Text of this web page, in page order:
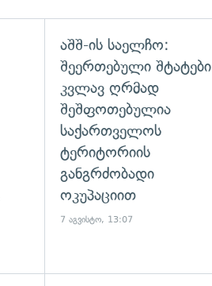
აშშ-ის საელჩო:
შეერთებული შტატები
კვლავ ღრმად
შეშფოთებულია
საქართველოს
ტერიტორიის
განგრძობადი
ოკუპაციით
7 აგვისტო, 13:07